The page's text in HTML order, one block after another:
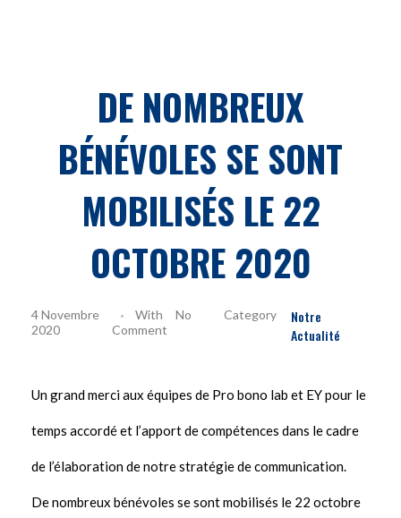
DE NOMBREUX
BÉNÉVOLES SE SONT
MOBILISÉS LE 22
OCTOBRE 2020
4 Novembre
2020
With
No
Comment
Notre
Actualité
Un grand merci aux équipes de Pro bono lab et EY pour le
temps accordé et l’apport de compétences dans le cadre
de l’élaboration de notre stratégie de communication.
De nombreux bénévoles se sont mobilisés le 22 octobre